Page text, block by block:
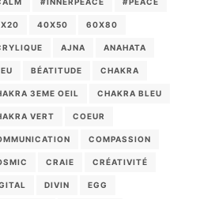
40X50 60X80
AJNA ANAHATA
BÉATITUDE CHAKRA
3EME OEIL CHAKRA BLEU
VERT COEUR
COMPASSION
CRAIE CRÉATIVITÉ
DIVIN EGG